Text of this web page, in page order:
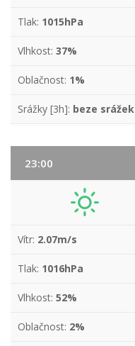
Tlak: 1015hPa
Vlhkost: 37%
Oblačnost: 1%
Srážky [3h]: beze srážek
23:00
Vítr: 2.07m/s
Tlak: 1016hPa
Vlhkost: 52%
Oblačnost: 2%